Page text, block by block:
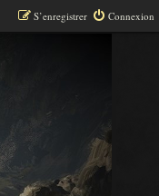
Connexion
S’enregistrer